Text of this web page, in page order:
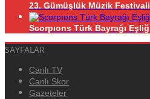
23. Gümüşlük Müzik Festivali
Scorpıons Türk Bayrağı
SAYFALAR
Canlı TV
Canlı Skor
Gazeteler